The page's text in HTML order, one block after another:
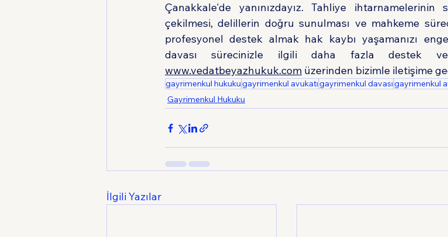
Çanakkale'de yanınızdayız. Tahliye
çekilmesi, delillerin doğru sunulması ve mahkeme
profesyonel destek almak hak kaybı yaşamanızı
www.vedatbeyazhukuk.com üzerinden bizimle iletişime
gayrimenkul hukukugayrimenkul avukatıgayrimenkul davasıgayrimenkul
Gayrimenkul Hukuku
İlgili Yazılar